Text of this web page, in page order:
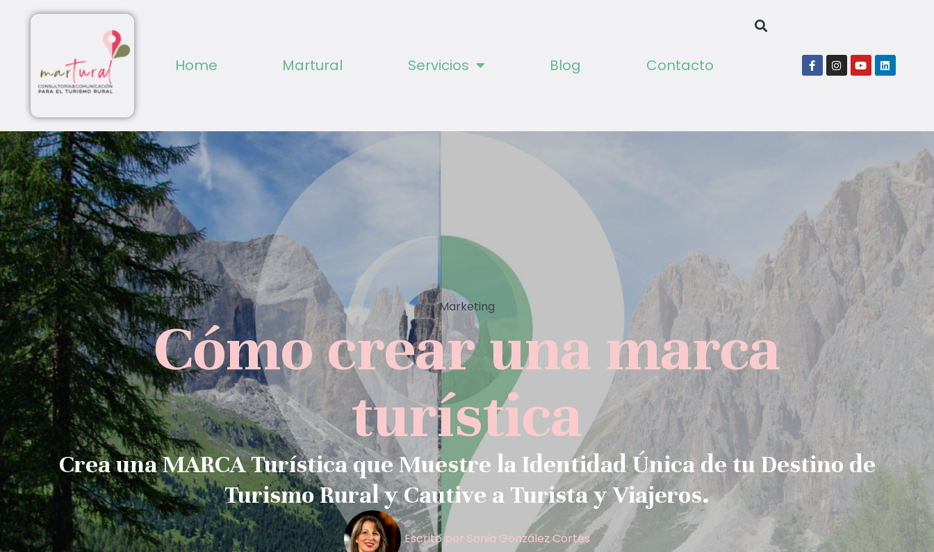
Home Martural Servicios Blog Contacto
Marketing
Cómo crear una marca
turística
Crea una MARCA Turística que Muestre la Identidad Única de tu Destino de
Turismo Rural y Cautive a Turista y Viajeros.
Escrito por Sonia González Cortés